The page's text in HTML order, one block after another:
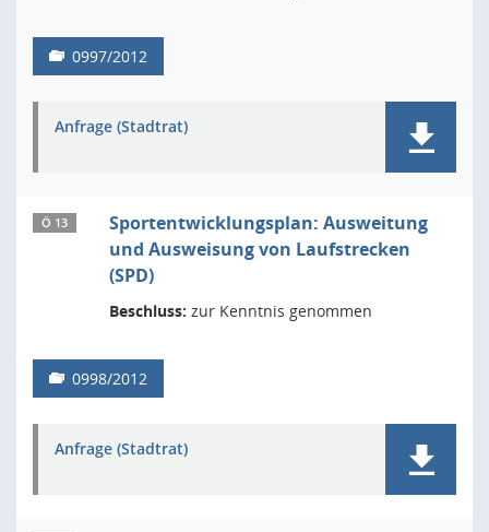
0997/2012
Anfrage (Stadtrat)
Ö 13
Sportentwicklungsplan: Ausweitung
und Ausweisung von Laufstrecken
(SPD)
Beschluss: zur Kenntnis genommen
0998/2012
Anfrage (Stadtrat)